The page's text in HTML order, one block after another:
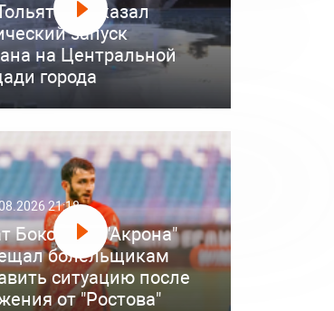
показал
запуск
на Центральной
города
21:18
Бокоев из "Акрона"
болельщикам
ситуацию после
от "Ростова"